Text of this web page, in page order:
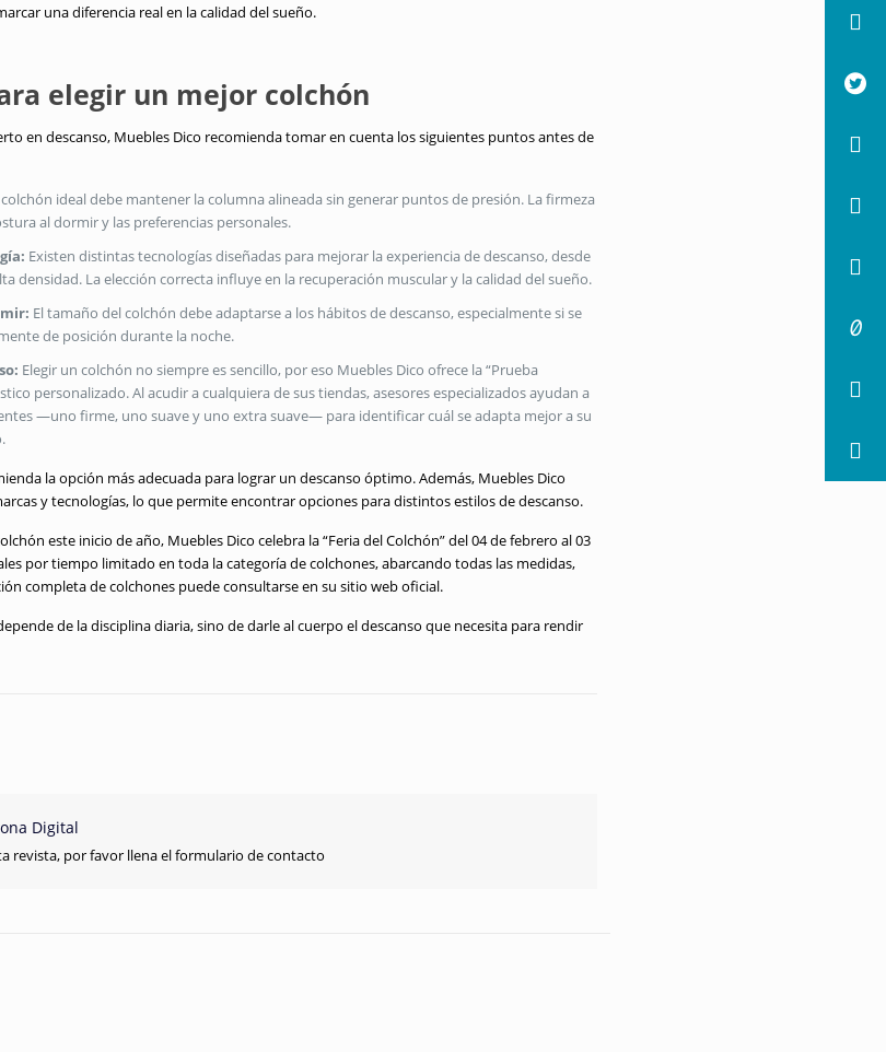
una diferencia real en la calidad del sueño.
elegir un mejor colchón
en descanso, Muebles Dico recomienda tomar en cuenta los siguientes puntos antes de
colchón ideal debe mantener la columna alineada sin generar puntos de presión. La firmeza
al dormir y las preferencias personales.
Existen distintas tecnologías diseñadas para mejorar la experiencia de descanso, desde
densidad. La elección correcta influye en la recuperación muscular y la calidad del sueño.
El tamaño del colchón debe adaptarse a los hábitos de descanso, especialmente si se
de posición durante la noche.
Elegir un colchón no siempre es sencillo, por eso Muebles Dico ofrece la “Prueba
personalizado. Al acudir a cualquiera de sus tiendas, asesores especializados ayudan a
—uno firme, uno suave y uno extra suave— para identificar cuál se adapta mejor a su
la opción más adecuada para lograr un descanso óptimo. Además, Muebles Dico
y tecnologías, lo que permite encontrar opciones para distintos estilos de descanso.
este inicio de año, Muebles Dico celebra la “Feria del Colchón” del 04 de febrero al 03
por tiempo limitado en toda la categoría de colchones, abarcando todas las medidas,
completa de colchones puede consultarse en su sitio web oficial.
de la disciplina diaria, sino de darle al cuerpo el descanso que necesita para rendir
Digital
revista, por favor llena el formulario de contacto